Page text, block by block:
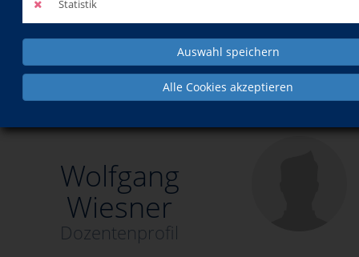
Statistik
Auswahl speichern
Alle Cookies akzeptieren
Über uns
Dozenten Wolfgang Wiesner
Wolfgang
Wiesner
Dozentenprofil